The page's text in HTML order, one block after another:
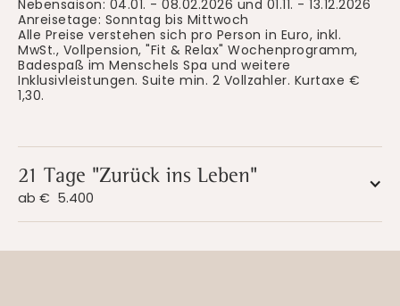
Nebensaison: 04.01. - 08.02.2026 und 01.11. - 13.12.2026
Anreisetage: Sonntag bis Mittwoch
Alle Preise verstehen sich pro Person in Euro, inkl.
MwSt., Vollpension, "Fit & Relax" Wochenprogramm,
Badespaß im Menschels Spa und weitere
Inklusivleistungen. Suite min. 2 Vollzahler. Kurtaxe €
1,30.
21 Tage "Zurück ins Leben"
ab € 5.400